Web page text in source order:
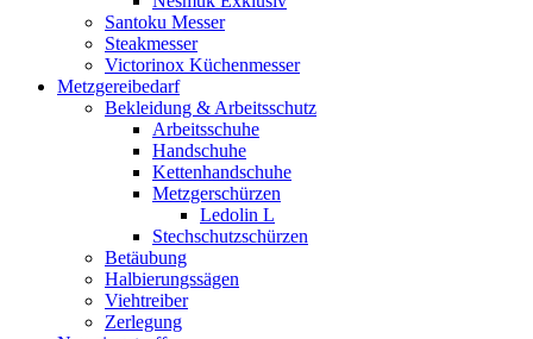
Santoku Messer
Steakmesser
Victorinox Küchenmesser
Metzgereibedarf
Bekleidung & Arbeitsschutz
Arbeitsschuhe
Handschuhe
Kettenhandschuhe
Metzgerschürzen
Ledolin L
Stechschutzschürzen
Betäubung
Halbierungssägen
Viehtreiber
Zerlegung